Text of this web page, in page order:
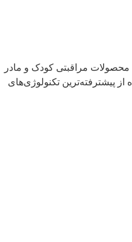
محصولات مراقبتی کودک و مادر
پیشترفته‌ترین تکنولوژی‌های